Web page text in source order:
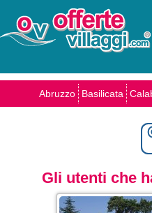
Abruzzo Basilicata
Gli utenti che